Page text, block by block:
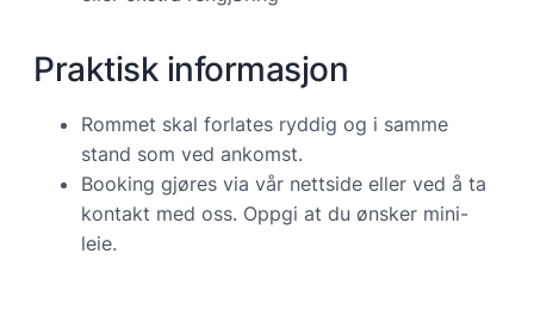
Praktisk informasjon
Rommet skal forlates ryddig og i samme
stand som ved ankomst.
Booking gjøres via vår nettside eller ved å ta
kontakt med oss. Oppgi at du ønsker mini-
leie.